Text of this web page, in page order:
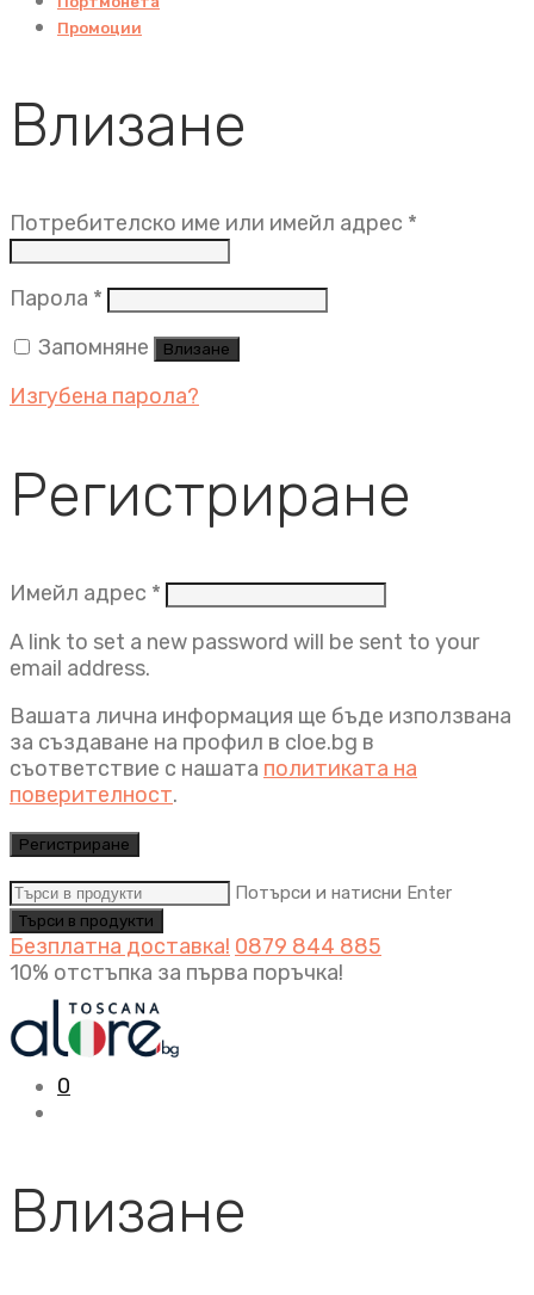
Промоции
Влизане
Потребителско име или имейл адрес *
Парола * Задължително
Запомняне
Влизане
Изгубена парола?
Регистриране
Имейл адрес * Задължително
A link to set a new password will be sent to your
email address.
Вашата лична информация ще бъде използвана
за създаване на профил в cloe.bg в
съответствие с нашата политиката на
поверителност.
Регистриране
Потърси и натисни Enter
Безплатна доставка! 0879 844 885
10% отстъпка за първа поръчка!
0
Влизане